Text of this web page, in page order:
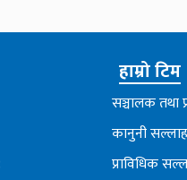
हाम्रो टिम
सञ्चालक तथा
कानुनी
प्राविधिक